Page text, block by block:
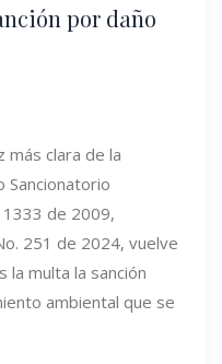
por daño
más clara de la
Sancionatorio
de 2009,
251 de 2024, vuelve
la multa la sanción
ambiental que se